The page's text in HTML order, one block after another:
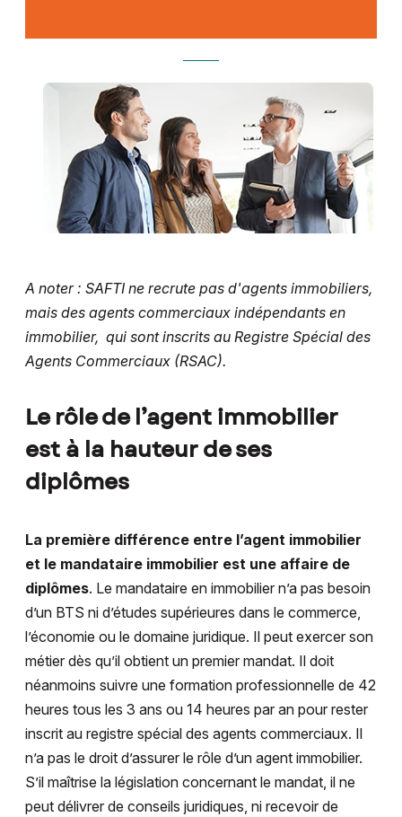
A noter : SAFTI ne recrute pas d'agents immobiliers,
mais des agents commerciaux indépendants en
immobilier, qui sont inscrits au Registre Spécial des
Agents Commerciaux (RSAC).
Le rôle de l’agent immobilier
est à la hauteur de ses
diplômes
La première différence entre l’agent immobilier
et le mandataire immobilier est une affaire de
diplômes. Le mandataire en immobilier n’a pas besoin
d’un BTS ni d’études supérieures dans le commerce,
l’économie ou le domaine juridique. Il peut exercer son
métier dès qu’il obtient un premier mandat. Il doit
néanmoins suivre une formation professionnelle de 42
heures tous les 3 ans ou 14 heures par an pour rester
inscrit au registre spécial des agents commerciaux. Il
n’a pas le droit d’assurer le rôle d’un agent immobilier.
S’il maîtrise la législation concernant le mandat, il ne
peut délivrer de conseils juridiques, ni recevoir de